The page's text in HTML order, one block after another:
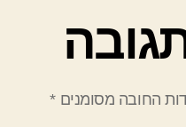
החובה מסומנים*